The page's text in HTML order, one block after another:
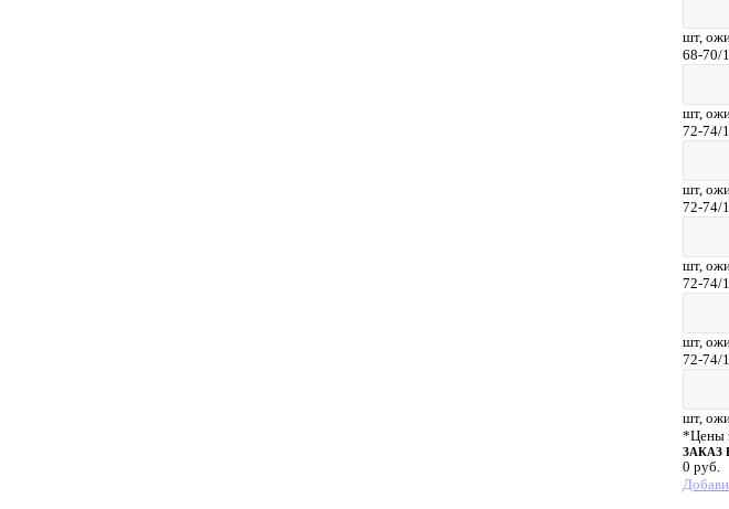
шт,
68-70/
шт,
72-74/
шт,
72-74/
шт,
72-74/
шт,
72-74/
шт,
*Цены
0 руб.